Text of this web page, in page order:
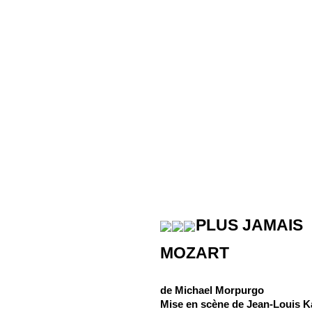
PLUS JAMAIS
MOZART
de Michael Morpurgo
Mise en scène de Jean-Louis